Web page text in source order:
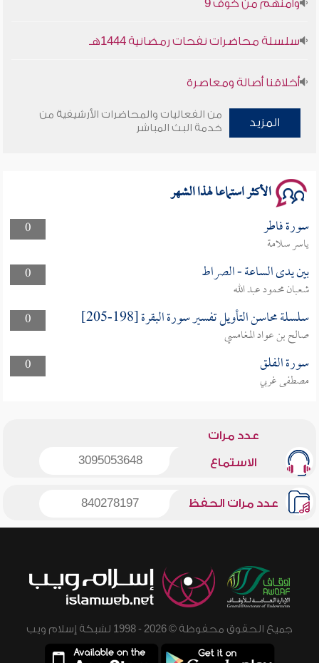
سلسلة محاضرات نفحات رمضانية 1444هـ
أخلاقنا أصالة ومعاصرة
وأمنهم من خوف 9
المزيد
من الفعاليات والمحاضرات الأرشيفية من
خدمة البث المباشر
الأكثر استماعا لهذا الشهر
0 سورة فاطر
ياسر سلامة
0
بين يدى الساعة - الصراط
شعبان محمود عبد الله
0
سلسلة محاسن التأويل تفسير سورة البقرة [198-205]
صالح بن عواد المغامسي
0
سورة الفلق
مصطفى غربي
عدد مرات
الاستماع 3095053648
عدد مرات الحفظ 840278197
جميع الحقوق محفوظة © 2026 - 1998 لشبكة إسلام ويب